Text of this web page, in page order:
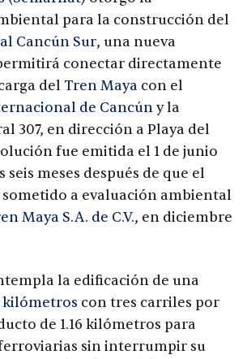
para la construcción del
Cancún Sur, una nueva
conectar directamente
del Tren Maya con el
de Cancúny la
307, en dirección a Playa del
fue emitida el 1 de junio
seis meses después de que el
a evaluación ambiental
Maya S.A. de C.V., en diciembre
la edificación de una
kilómetros con tres carriles por
de 1.16 kilómetros para
sin interrumpir su